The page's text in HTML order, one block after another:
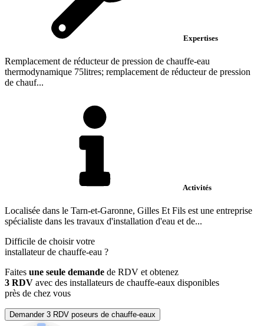
Expertises
Remplacement de réducteur de pression de chauffe-eau
thermodynamique 75litres; remplacement de réducteur de pression
de chauf...
Activités
Localisée dans le Tarn-et-Garonne, Gilles Et Fils est une entreprise
spécialiste dans les travaux d'installation d'eau et de...
Difficile de choisir votre
installateur de chauffe-eau ?
Faites une seule demande de RDV et obtenez
3 RDV avec des installateurs de chauffe-eaux disponibles
près de chez vous
Demander 3 RDV poseurs de chauffe-eaux